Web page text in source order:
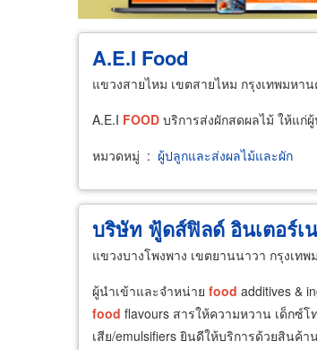
A.E.I Food
แขวงสายไหม เขตสายไหม กรุงเทพมหา
A.E.I FOOD บริการส่งผักสดผลไม้ ให้แก่
หมวดหมู่ : ผู้ปลูกและส่งผลไม้และผัก
บริษัท ฟู้ดส์ฟิลด์ อินเตอร์เ
แขวงบางโพงพาง เขตยานนาวา กรุงเท
ผู้นำเข้าและจำหน่าย food additives &
food flavours สารให้ความหวาน เด็กซ์
เสีย/emulsifiers ยินดีให้บริการด้วยสินค้า